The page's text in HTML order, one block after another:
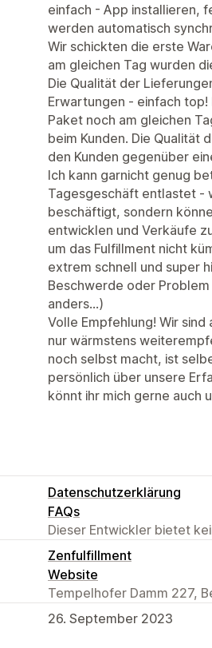
einfach - App installieren,
werden automatisch
Wir schickten die erste
am gleichen Tag wurden
Die Qualität der
Erwartungen - einfach top!
Paket noch am gleichen
beim Kunden. Die Qualität
den Kunden gegenüber
Ich kann garnicht genug
Tagesgeschäft entlastet -
beschäftigt, sondern
entwicklen und Verkäufe
um das Fulfillment nicht
extrem schnell und super
Beschwerde oder
anders...)
Volle Empfehlung! Wir
nur wärmstens
noch selbst macht, ist
persönlich über unsere
könnt ihr mich gerne auch
Datenschutzerklärung
FAQs
Dieser Entwickler bietet
Zenfulfillment
Website
Tempelhofer Damm 227,
26. September 2023